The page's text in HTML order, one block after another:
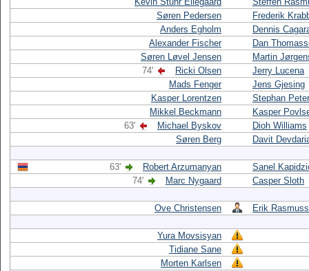
Søren Pedersen
Frederik
Anders Egholm
Dennis
Alexander Fischer
Dan
Søren Løvel Jensen
Martin
74'
Ricki Olsen
Jerry Lucena
Mads Fenger
Jens Gjesing
Kasper Lorentzen
Stephan
Mikkel Beckmann
Kasper
63'
Michael Byskov
Dioh Williams
Søren Berg
Davit
63' Robert Arzumanyan
Sanel
74'
Marc Nygaard Casper Sloth
Ove Christensen Erik
Yura Movsisyan
Tidiane Sane
Morten Karlsen